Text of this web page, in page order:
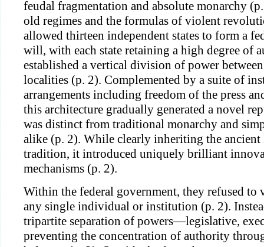
feudal fragmentation and absolute monarchy
old regimes and the formulas of violent
allowed thirteen independent states to form a
will, with each state retaining a high degree of
established a vertical division of power
localities (p. 2). Complemented by a suite of
arrangements including freedom of the press
this architecture gradually generated a novel
was distinct from traditional monarchy and
alike (p. 2). While clearly inheriting the ancient
tradition, it introduced uniquely brilliant
mechanisms (p. 2).
Within the federal government, they refused to
any single individual or institution (p. 2).
tripartite separation of powers—legislative,
preventing the concentration of authority